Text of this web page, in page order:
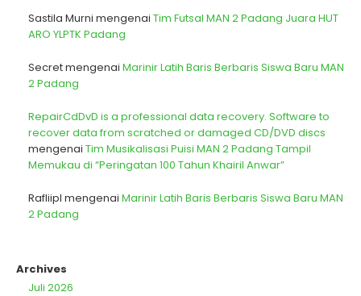
Sastila Murni mengenai Tim Futsal MAN 2 Padang Juara HUT
ARO YLPTK Padang
Secretmengenai Marinir Latih Baris Berbaris Siswa Baru MAN
2 Padang
RepairCdDvD is a professional data recovery. Software to
recover data from scratched or damaged CD/DVD discs
mengenai Tim Musikalisasi Puisi MAN 2 Padang Tampil
Memukau di “Peringatan 100 Tahun Khairil Anwar”
Rafliipl mengenai Marinir Latih Baris Berbaris Siswa Baru MAN
2 Padang
Archives
Juli 2026